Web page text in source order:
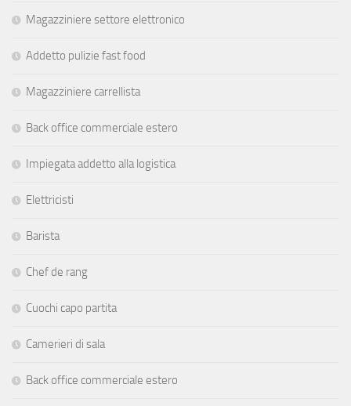
Magazziniere settore elettronico
Addetto pulizie fast food
Magazziniere carrellista
Back office commerciale estero
Impiegata addetto alla logistica
Elettricisti
Barista
Chef de rang
Cuochi capo partita
Camerieri di sala
Back office commerciale estero